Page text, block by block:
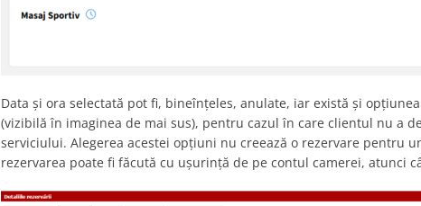
Data și ora selectată pot fi, bineînțeles, anulate, iar există și
(vizibilă în imaginea de mai sus), pentru cazul în care clientul nu a
serviciului. Alegerea acestei opțiuni nu creează o rezervare pentru
rezervarea poate fi făcută cu ușurință de pe contul camerei, atunci